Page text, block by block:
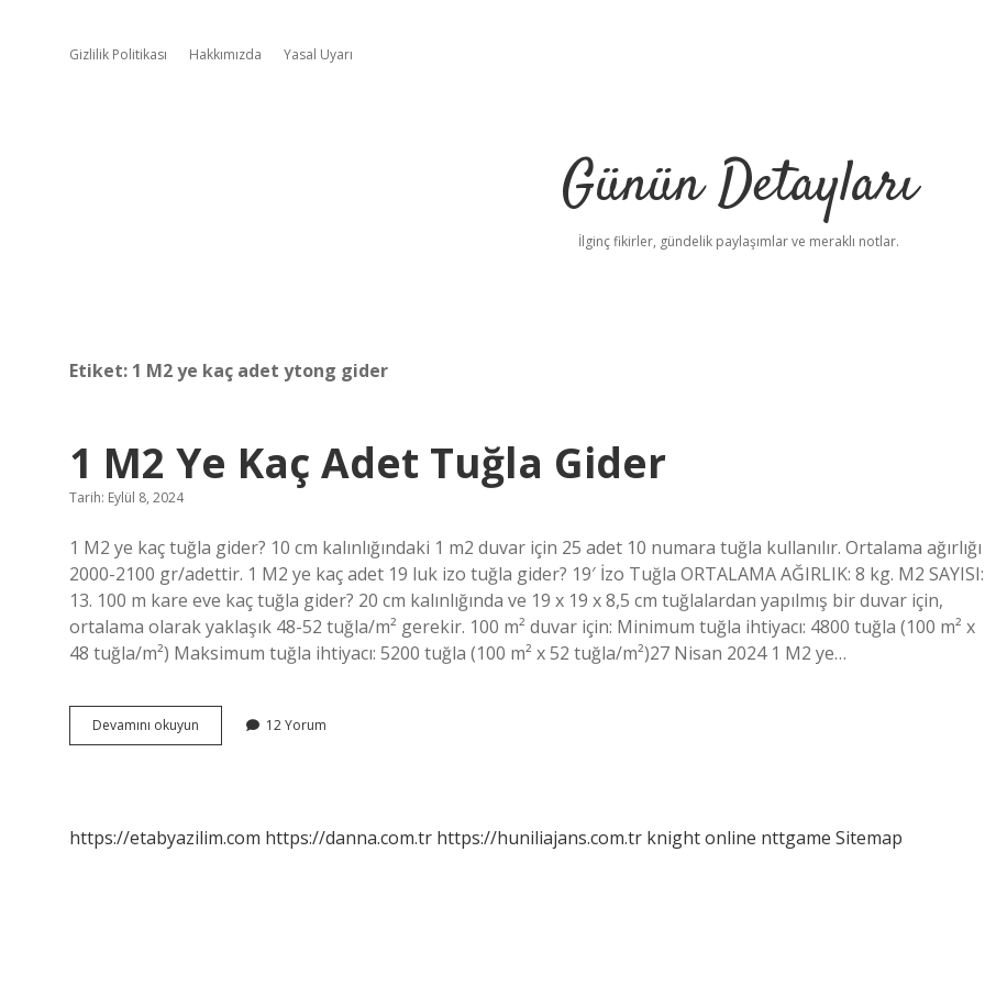
Gizlilik Politikası Hakkımızda Yasal Uyarı
Günün Detayları
İlginç fikirler, gündelik paylaşımlar ve meraklı notlar.
Etiket: 1 M2 ye kaç adet ytong gider
1 M2 Ye Kaç Adet Tuğla Gider
Tarih: Eylül 8, 2024
1 M2 ye kaç tuğla gider? 10 cm kalınlığındaki 1 m2 duvar için 25 adet 10 numara tuğla kullanılır. Ortalama ağırlığı
2000-2100 gr/adettir. 1 M2 ye kaç adet 19 luk izo tuğla gider? 19′ İzo Tuğla ORTALAMA AĞIRLIK: 8 kg. M2 SAYISI:
13. 100 m kare eve kaç tuğla gider? 20 cm kalınlığında ve 19 x 19 x 8,5 cm tuğlalardan yapılmış bir duvar için,
ortalama olarak yaklaşık 48-52 tuğla/m² gerekir. 100 m² duvar için: Minimum tuğla ihtiyacı: 4800 tuğla (100 m² x
48 tuğla/m²) Maksimum tuğla ihtiyacı: 5200 tuğla (100 m² x 52 tuğla/m²)27 Nisan 2024 1 M2 ye…
Devamını okuyun
M2
Gider
12 Yorum
https://etabyazilim.com https://danna.com.tr https://huniliajans.com.tr knight online nttgame Sitemap